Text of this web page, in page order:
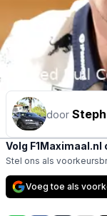
door
Volg F1Maximaal.nl
Stel ons als
Voeg toe als